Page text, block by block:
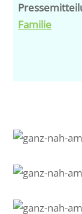
Familie